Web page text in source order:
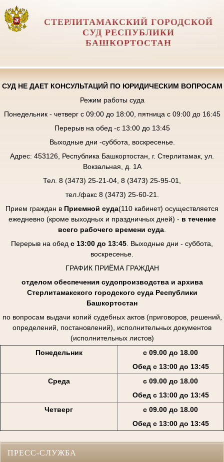
СТЕРЛИТАМАКСКИЙ ГОРОДСКОЙ
СУД РЕСПУБЛИКИ
БАШКОРТОСТАН
СУД НЕ ДАЕТ КОНСУЛЬТАЦИЙ ПО ЮРИДИЧЕСКИМ ВОПРОСАМ
Режим работы суда
Понедельник - четверг с 09:00 до 18:00, пятница с 09:00 до 16:45
Перерыв на обед -с 13:00 до 13:45
Выходные дни -суббота, воскресенье.
Адрес: 453126, Республика Башкортостан, г. Стерлитамак, ул.
Вокзальная, д. 1А
Тел. 8 (3473) 25-21-04, 8 (3473) 25-95-01,
тел./факс 8 (3473) 25-60-21.
Прием граждан в Приемной суда(110 кабинет) осуществляется
ежедневно (кроме выходных и праздничных дней) - в течение
всего рабочего времени суда
Перерыв на обед с 13:00 до 13:45 . Выходные дни - суббота,
воскресенье.
ГРАФИК ПРИЁМА ГРАЖДАН
отделом обеспечения судопроизводства и архива
Стерлитамакского городского суда Республики
Башкортостан
по вопросам выдачи копий судебных актов (приговоров, решений,
определений, постановлений), исполнительных документов
(исполнительных листов)
Понедельник
с 09.00 до 18.00
Обед с 13:00 до 13:45
Среда
с 09.00 до 18.00
Обед с 13:00 до 13:45
Четверг
с 09.00 до 18.00
Обед с 13:00 до 13:45
ПРЕСС-СЛУЖБА